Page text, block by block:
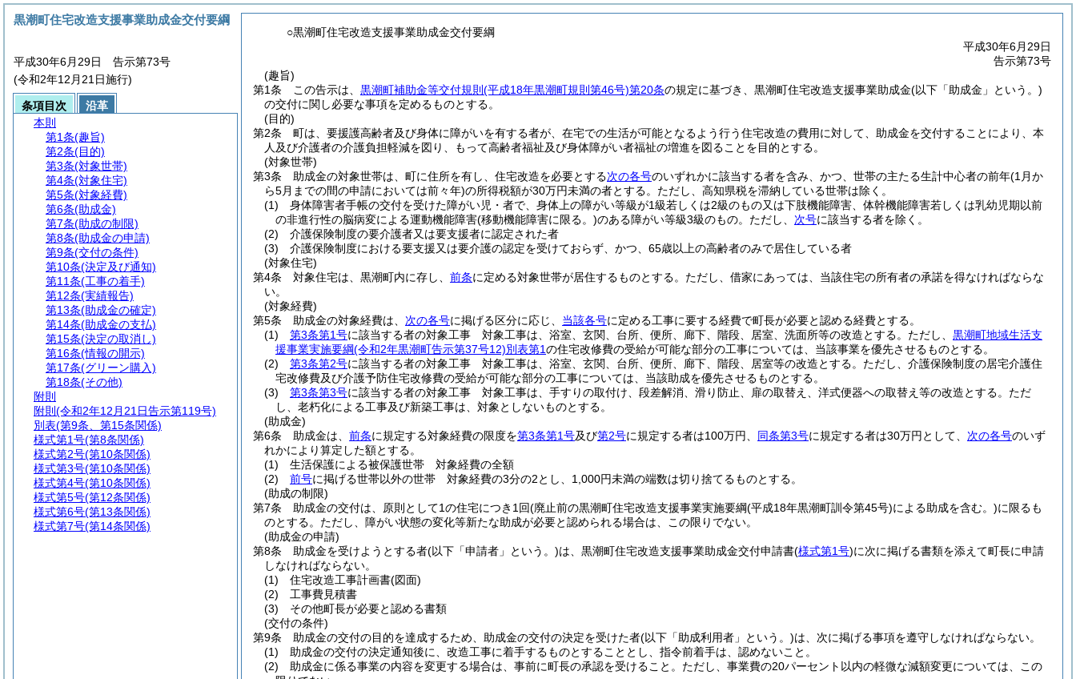
○黒潮町住宅改造支援事業助成金交付要綱
平成30年6月29日
告示第73号
(趣旨)
第1条
この告示は、 黒潮町補助金等交付規則 (平成18年黒潮町規則第46号)第20条の規定に基づき、黒潮町住宅改造支援事業助成金(以下「助成金」という。)
の交付に関し必要な事項を定めるものとする。
(目的)
第2条
町は、要援護高齢者及び身体に障がいを有する者が、在宅での生活が可能となるよう行う住宅改造の費用に対して、助成金を交付することにより、本
人及び介護者の介護負担軽減を図り、もって高齢者福祉及び身体障がい者福祉の増進を図ることを目的とする。
(対象世帯)
第3条
助成金の対象世帯は、町に住所を有し、住宅改造を必要とする次の各号のいずれかに該当する者を含み、かつ、世帯の主たる生計中心者の前年(1月か
ら5月までの間の申請においては前々年)の所得税額が30万円未満の者とする。 ただし、高知県税を滞納している世帯は除く。
(1)
身体障害者手帳の交付を受けた障がい児・者で、身体上の障がい等級が1級若しくは2級のもの又は下肢機能障害、体幹機能障害若しくは乳幼児期以前
の非進行性の脳病変による運動機能障害(移動機能障害に限る。)のある障がい等級3級のもの。 ただし、 次号に該当する者を除く。
(2)
介護保険制度の要介護者又は要支援者に認定された者
(3)
介護保険制度における要支援又は要介護の認定を受けておらず、かつ、65歳以上の高齢者のみで居住している者
(対象住宅)
第4条
対象住宅は、黒潮町内に存し、 前条に定める対象世帯が居住するものとする。 ただし、借家にあっては、当該住宅の所有者の承諾を得なければならな
い。
(対象経費)
第5条
助成金の対象経費は、 次の各号に掲げる区分に応じ、 当該各号に定める工事に要する経費で町長が必要と認める経費とする。
(1)
第3条第1号に該当する者の対象工事 対象工事は、浴室、玄関、台所、便所、廊下、階段、居室、洗面所等の改造とする。 ただし、 黒潮町地域生活支
援事業実施要綱(令和2年黒潮町告示第37号12)別表第1の住宅改修費の受給が可能な部分の工事については、当該事業を優先させるものとする。
(2)
第3条第2号に該当する者の対象工事 対象工事は、浴室、玄関、台所、便所、廊下、階段、居室等の改造とする。 ただし、介護保険制度の居宅介護住
宅改修費及び介護予防住宅改修費の受給が可能な部分の工事については、当該助成を優先させるものとする。
(3)
第3条第3号に該当する者の対象工事 対象工事は、手すりの取付け、段差解消、滑り防止、扉の取替え、洋式便器への取替え等の改造とする。 ただ
し、老朽化による工事及び新築工事は、対象としないものとする。
(助成金)
第6条
助成金は、 前条に規定する対象経費の限度を第3条第1号及び第2号に規定する者は100万円、 同条第3号に規定する者は30万円として、 次の各号のいず
れかにより算定した額とする。
(1)
生活保護による被保護世帯 対象経費の全額
(2)
前号に掲げる世帯以外の世帯 対象経費の3分の2とし、1,000円未満の端数は切り捨てるものとする。
(助成の制限)
第7条
助成金の交付は、原則として1の住宅につき1回(廃止前の黒潮町住宅改造支援事業実施要綱(平成18年黒潮町訓令第45号)による助成を含む。)に限るも
のとする。 ただし、障がい状態の変化等新たな助成が必要と認められる場合は、この限りでない。
(助成金の申請)
第8条
助成金を受けようとする者(以下「申請者」という。)は、黒潮町住宅改造支援事業助成金交付申請書(様式第1号)に次に掲げる書類を添えて町長に申請
しなければならない。
(1)
住宅改造工事計画書(図面)
(2)
工事費見積書
(3)
その他町長が必要と認める書類
(交付の条件)
第9条
助成金の交付の目的を達成するため、助成金の交付の決定を受けた者(以下「助成利用者」という。)は、次に掲げる事項を遵守しなければならない。
(1)
助成金の交付の決定通知後に、改造工事に着手するものとすることとし、指令前着手は、認めないこと。
(2)
助成金に係る事業の内容を変更する場合は、事前に町長の承認を受けること。 ただし、事業費の20パーセント以内の軽微な減額変更については、この
黒潮町住宅改造支援事業助成金交付要綱
平成30年6月29日 告示第73号
(令和2年12月21日施行)
条項目次
沿革
本則
第1条(趣旨)
第2条(目的)
第3条(対象世帯)
第4条(対象住宅)
第5条(対象経費)
第6条(助成金)
第7条(助成の制限)
第8条(助成金の申請)
第9条(交付の条件)
第10条(決定及び通知)
第11条(工事の着手)
第12条(実績報告)
第13条(助成金の確定)
第14条(助成金の支払)
第15条(決定の取消し)
第16条(情報の開示)
第17条(グリーン購入)
第18条(その他)
附則
附則 (令和2年12月21日告示第119号)
別表(第9条、第15条関係)
様式第1号(第8条関係)
様式第2号(第10条関係)
様式第3号(第10条関係)
様式第4号(第10条関係)
様式第5号(第12条関係)
様式第6号(第13条関係)
様式第7号(第14条関係)